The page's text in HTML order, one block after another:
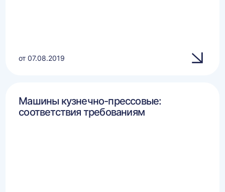
от 07.08.2019
Машины кузнечно-прессовые:
соответствия требованиям